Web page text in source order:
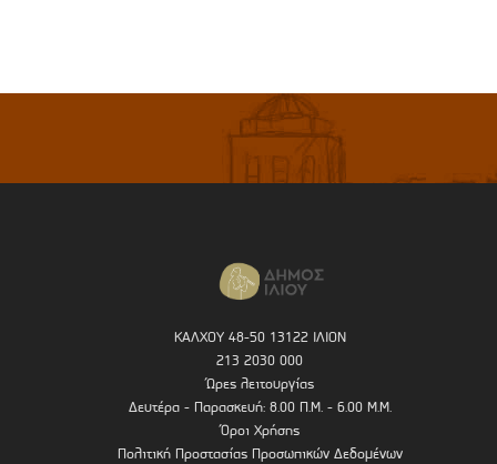
ΚΑΛΧΟΥ 48-50 13122 ΙΛΙΟΝ
213 2030 000
Ώρες λειτουργίας
Δευτέρα - Παρασκευή: 8.00 Π.Μ. - 6.00 Μ.Μ.
Όροι Χρήσης
Πολιτική Προστασίας Προσωπικών Δεδομένων